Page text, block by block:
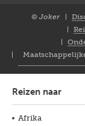
© Joker
Reizen naar
Afrika